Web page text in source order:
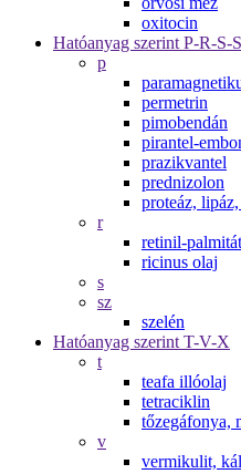
oxitocin
Hatóanyag szerint P-R-S-
p
permetrin
pimobendán
pirantel-
prazikvantel
prednizolon
proteáz,
r
retinil-palmitát
ricinus olaj
s
sz
szelén
Hatóanyag szerint T-V-X
t
teafa illóolaj
tetraciklin
tőzegáfonya,
v
vermikulit,